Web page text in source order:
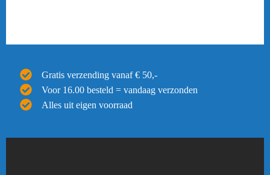
Gratis verzending vanaf € 50,-
Voor 16.00 besteld = vandaag verzonden
Alles uit eigen voorraad